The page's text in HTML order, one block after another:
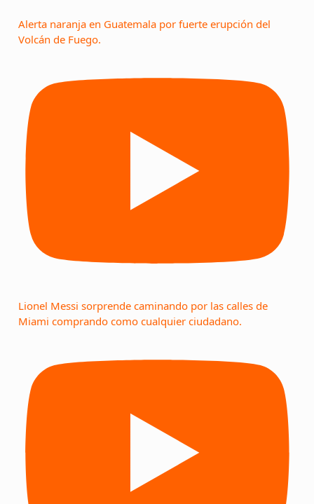
Alerta naranja en Guatemala por fuerte erupción del
Volcán de Fuego.
Lionel Messi sorprende caminando por las calles de
Miami comprando como cualquier ciudadano.